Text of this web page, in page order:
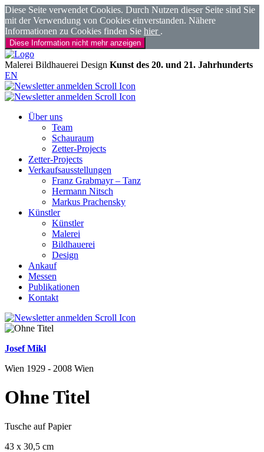
Diese Seite verwendet Cookies. Durch Nutzen dieser Seite sind Sie
mit der Verwendung von Cookies einverstanden. Nähere
Informationen zu Cookies finden Sie hier .
Diese Information nicht mehr anzeigen
Malerei Bildhauerei Design Kunst des 20. und 21. Jahrhunderts
EN
Über uns
Team
Schauraum
Zetter-Projects
Zetter-Projects
Verkaufsausstellungen
Franz Grabmayr – Tanz
Hermann Nitsch
Markus Prachensky
Künstler
Künstler
Malerei
Bildhauerei
Design
Ankauf
Messen
Publikationen
Kontakt
Josef Mikl
Wien 1929 - 2008 Wien
Ohne Titel
Tusche auf Papier
43 x 30,5 cm